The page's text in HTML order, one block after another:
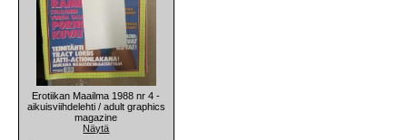
Erotiikan Maailma 1988 nr 4 -
aikuisviihdelehti / adult graphics
magazine
Näytä